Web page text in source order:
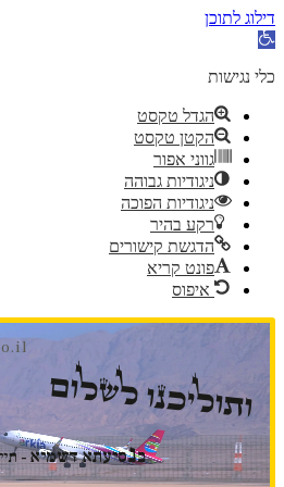
דילוג לתוכן
פתח
נגישות
כלי נגישות
הגדל טקסט
הקטן טקסט
גווני אפור
ניגודיות גבוהה
ניגודיות הפוכה
רקע בהיר
הדגשת קישורים
פונט קריא
איפוס
דלג
ותוליכנו לשלום
בנסיעתא דשמיא-